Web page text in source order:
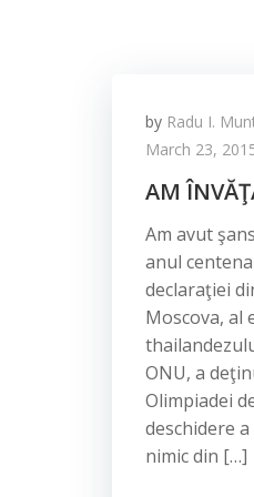
by Radu I.
March 23,
AM
Am avut
anul
declaraţiei
Moscova, al
ONU, a
Olimpiadei
deschidere
nimic din […]